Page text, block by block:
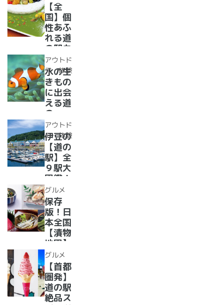
駅ラン
キング
【最
新】
シ！お
風呂の
ある道
の駅
16
選！あ
った
か、湯
ったり
道の駅
【全
国】個
性あふ
れる道
の駅カ
レー大
集合！
道の駅
で食べ
られる
人気ダ
ムカレ
ー28
選
アウトド
ア・体験
水の生
きもの
に出会
える道
の
駅??〜
水族館
がある
道の駅
１０
選〜
【全
国】
アウトド
ア・体験
伊豆の
【道の
駅】全
９駅大
図鑑！
2022
年最新
グル
メ・お
土産を
まとめ
てご紹
介！＋
愛犬の
駅
グルメ
保存
版！日
本全国
【漬物
地図】
付き！
道の駅
で「ご
当地お
漬物」
グルメ
【首都
圏発】
道の駅
絶品ス